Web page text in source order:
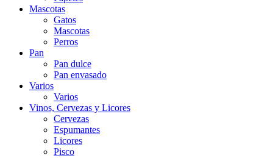
Mascotas
Gatos
Mascotas
Perros
Pan
Pan dulce
Pan envasado
Varios
Varios
Vinos, Cervezas y Licores
Cervezas
Espumantes
Licores
Pisco